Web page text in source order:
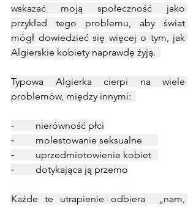
wskazać moją społeczność jako
przykład tego problemu, aby świat
mógł dowiedzieć się więcej o tym, jak
Algierskie kobiety naprawdę żyją.
Typowa Algierka cierpi na wiele
problemów, między innymi:
⁃	nierówność płci
⁃	dotykająca ją przemo
Każde te utrapienie odbiera  „nam,